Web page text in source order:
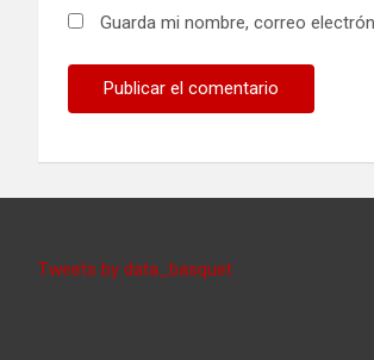
Guarda mi nombre, correo
Tweets by data_basquet